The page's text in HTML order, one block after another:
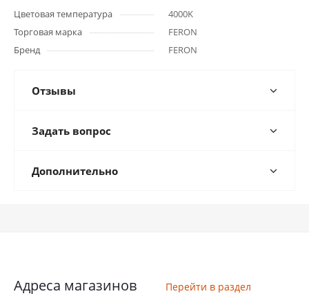
Цветовая температура
4000K
Торговая марка
FERON
Бренд
FERON
Отзывы
Задать вопрос
Дополнительно
Адреса магазинов Перейти в раздел